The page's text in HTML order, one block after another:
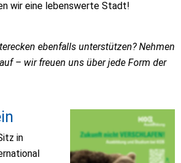
wir eine lebenswerte Stadt!
ebenfalls unterstützen? Nehmen
– wir freuen uns über jede Form der
in